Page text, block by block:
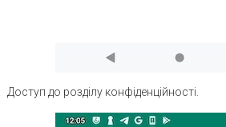
Доступ до розділу конфіденційності.